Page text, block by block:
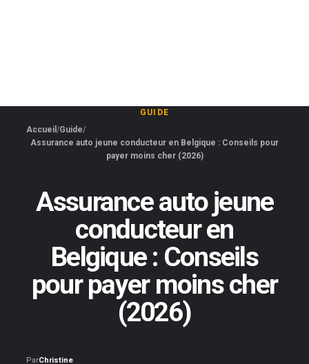
GUIDE
Accueil Guide
Assurance auto jeune conducteur en Belgique : Conseils pour
payer moins cher (2026)
Assurance auto jeune
conducteur en
Belgique : Conseils
pour payer moins cher
(2026)
ParChristine